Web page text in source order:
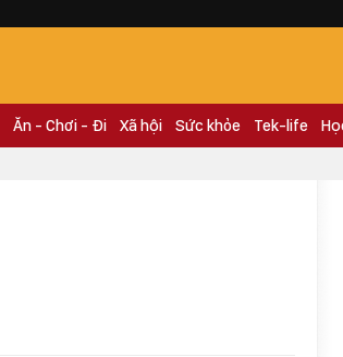
Ăn - Chơi - Đi Xã hội Sức khỏe Tek-life